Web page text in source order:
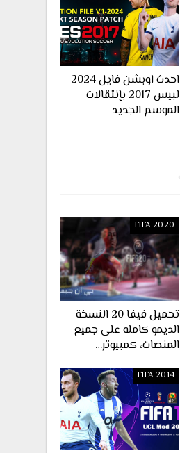
احدث اوبشن فايل 2024
لبيس 2017 بإنتقالات
الموسم الجديد
FIFA 2020
تحميل فيفا 20 النسخة
الديمو كامله على جميع
المنصات، كمبيوتر…
FIFA 2014